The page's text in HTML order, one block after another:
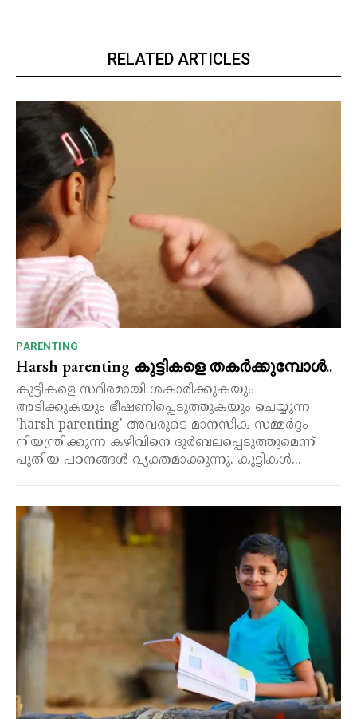
RELATED ARTICLES
PARENTING
Harsh parenting കുട്ടികളെ തകർക്കുമ്പോൾ..
കുട്ടികളെ സ്ഥിരമായി ശകാരിക്കുകയും
അടിക്കുകയും ഭീഷണിപ്പെടുത്തുകയും ചെയ്യുന്ന
'harsh parenting' അവരുടെ മാനസിക സമ്മർദ്ദം
നിയന്ത്രിക്കുന്ന കഴിവിനെ ദുർബലപ്പെടുത്തുമെന്ന്
പുതിയ പഠനങ്ങൾ വ്യക്തമാക്കുന്നു. കുട്ടികൾ...